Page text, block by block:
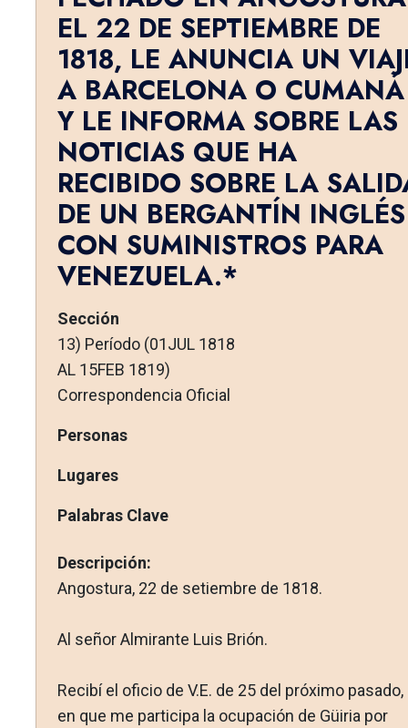
EL 22 DE SEPTIEMBRE DE
1818, LE ANUNCIA UN
A BARCELONA O CUMANÁ
Y LE INFORMA SOBRE LAS
NOTICIAS QUE HA
RECIBIDO SOBRE LA
DE UN BERGANTÍN INGLÉS
CON SUMINISTROS PARA
VENEZUELA.*
Sección
13) Período (01JUL 1818
AL 15FEB 1819)
Correspondencia Oficial
Personas
Lugares
Palabras Clave
Descripción:
Angostura, 22 de setiembre de 1818.
Al señor Almirante Luis Brión.
Recibí el oficio de V.E. de 25 del próximo pasado,
en que me participa la ocupación de Güiria por